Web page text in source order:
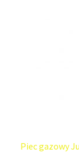
Piec gazowy